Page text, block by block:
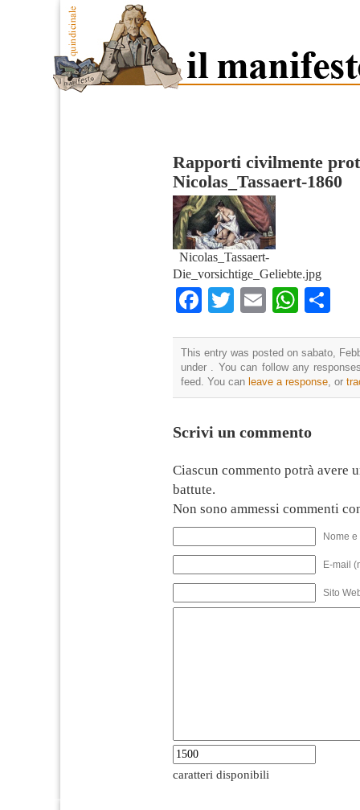
Rapporti civilmente
Nicolas_Tassaert-1860
Nicolas_Tassaert-
Die_vorsichtige_Geliebte.jpg
Facebook
TwitterEmail
This entry was posted on sabato,
under . You can follow any
feed. You can leave a response , or
Scrivi un commento
Ciascun commento potrà avere
battute.
Non sono ammessi commenti
Nome
E-mail
Sito
caratteri disponibili